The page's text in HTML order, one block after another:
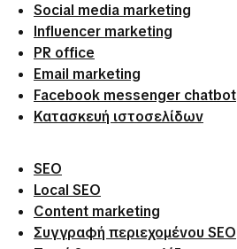
Social media marketing
Influencer marketing
PR office
Email marketing
Facebook messenger chatbot
Κατασκευή ιστοσελίδων
SEO
Local SEO
Content marketing
Συγγραφή περιεχομένου SEO